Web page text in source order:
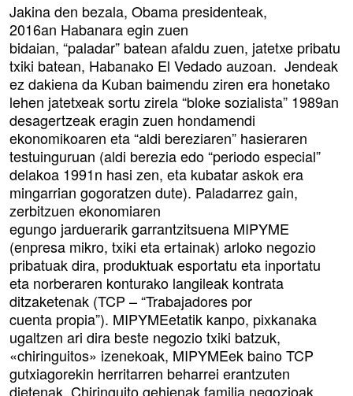
Jakina den bezala, Obama presidenteak,
2016an Habanara egin zuen
bidaian, “paladar” batean afaldu zuen, jatetxe pribatu
txiki batean, Habanako El Vedado auzoan. Jendeak
ez dakiena da Kuban baimendu ziren era honetako
lehen jatetxeak sortu zirela “bloke sozialista” 1989an
desagertzeak eragin zuen hondamendi
ekonomikoaren eta “aldi bereziaren” hasieraren
testuinguruan (aldi berezia edo “periodo especial”
delakoa 1991n hasi zen, eta kubatar askok era
mingarrian gogoratzen dute). Paladarrez gain,
zerbitzuen ekonomiaren
egungo jarduerarik garrantzitsuena MIPYME
(enpresa mikro, txiki eta ertainak) arloko negozio
pribatuak dira, produktuak esportatu eta inportatu
eta norberaren konturako langileak kontrata
ditzaketenak (TCP – “Trabajadores por
cuenta propia”). MIPYMEetatik kanpo, pixkanaka
ugaltzen ari dira beste negozio txiki batzuk,
«chiringuitos» izenekoak, MIPYMEek baino TCP
gutxiagorekin herritarren beharrei erantzuten
dietenak. Chiringuito gehienak familia negozioak